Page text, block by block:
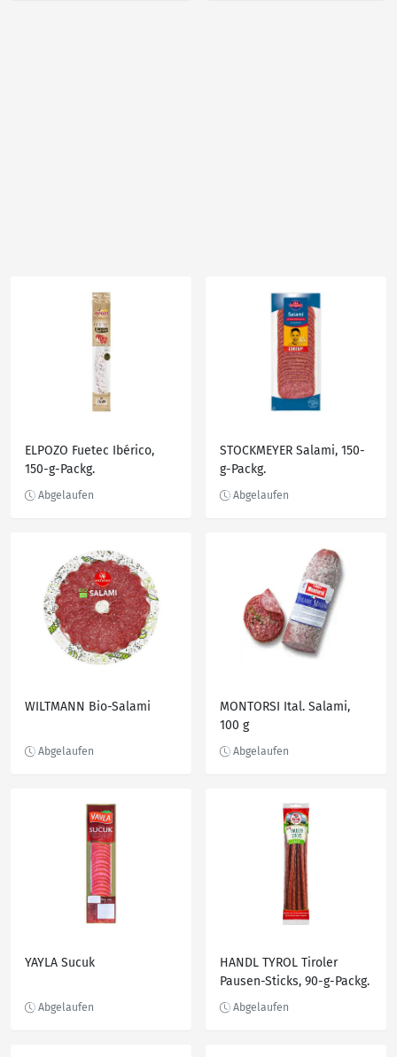
ELPOZO Fuetec Ibérico,
150-g-Packg.
STOCKMEYER Salami, 150-
g-Packg.
WILTMANN Bio-Salami
MONTORSI Ital. Salami,
100 g
YAYLA Sucuk
HANDL TYROL Tiroler
Pausen-Sticks, 90-g-Packg.